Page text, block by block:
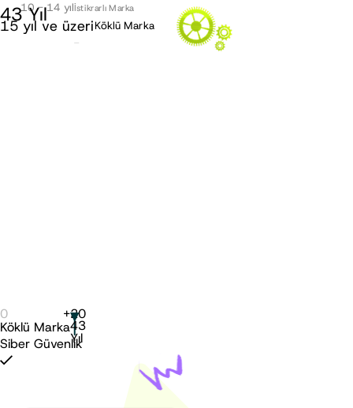
43 Yıl
10 - 14 yılİstikrarlı Marka
15 yıl ve üzeriKöklü Marka
-
0 +20
43
Yıl
Köklü Marka
Siber Güvenlik